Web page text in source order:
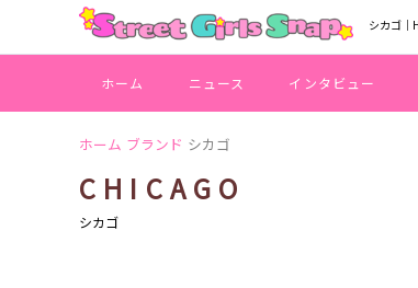
シカゴ｜
ホーム ニュース インタビュー
ホーム ブランド シカゴ
CHICAGO
シカゴ